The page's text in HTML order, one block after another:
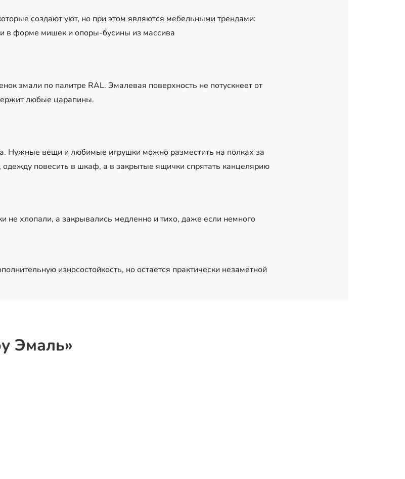
создают уют, но при этом являются мебельными трендами:
в форме мишек и опоры-бусины из массива
эмали по палитре RAL. Эмалевая поверхность не потускнеет от
любые царапины.
Нужные вещи и любимые игрушки можно разместить на полках за
повесить в шкаф, а в закрытые ящички спрятать канцелярию
не хлопали, а закрывались медленно и тихо, даже если немного
износостойкость, но остается практически незаметной
Эмаль»